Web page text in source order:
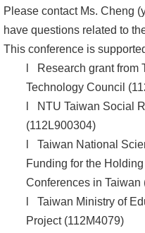
站
導
覽
English
facebook
Please contact Ms. Cheng (
have questions related to
This conference is
l Research grant from
Technology Council
l NTU Taiwan Social
(112L900304)
l Taiwan National
Funding for the
Conferences in Taiwan
l Taiwan Ministry of
Project (112M4079)